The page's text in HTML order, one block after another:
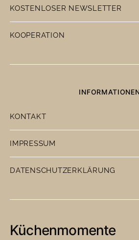
KOSTENLOSER NEWSLETTER
KOOPERATION
KONTAKT
IMPRESSUM
DATENSCHUTZERKLÄRUNG
Küchenmomente